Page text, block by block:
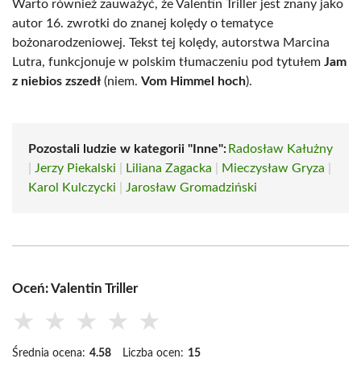
Warto również zauważyć, że Valentin Triller jest znany jako
autor 16. zwrotki do znanej kolędy o tematyce
bożonarodzeniowej. Tekst tej kolędy, autorstwa Marcina
Lutra, funkcjonuje w polskim tłumaczeniu pod tytułem Jam
z niebios zszedł (niem. Vom Himmel hoch).
Pozostali ludzie w kategorii "Inne": Radosław Kałużny
Jerzy Piekalski Liliana Zagacka Mieczysław Gryza
Karol Kulczycki
Jarosław Gromadziński
Oceń: Valentin Triller
★ ★ ★ ★ ★
Średnia ocena: 4.58 Liczba ocen: 15